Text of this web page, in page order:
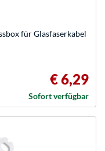
für Glasfaserkabel
€ 6,29
Sofort verfügbar